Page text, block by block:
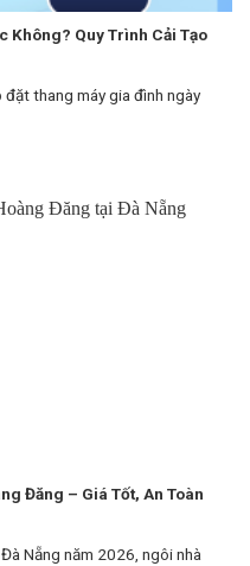
Không? Quy Trình Cải Tạo
đặt thang máy gia đình ngày
Đăng – Giá Tốt, An Toàn
Nẵng năm 2026, ngôi nhà